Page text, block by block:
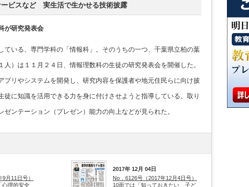
ビスなど 実生活で生かせる技術披露
が研究発表会
いる、専門学科の「情報科」。そのうちの一つ、千葉県立柏の葉
）は１１月２４日、情報理数科の生徒の研究発表会を開催した。
プリやシステムを開発し、研究内容を保護者や地元住民らに向け披
徒に知識を活用できる力を身に付けさせようと指導している。取り
ンテーション（プレゼン）能力の向上などが見られた。
月11日号）
心理的安全
2017年 12月 04日
No．6126号（2017年12月4日号）
10面では「知っておきたい 子ど